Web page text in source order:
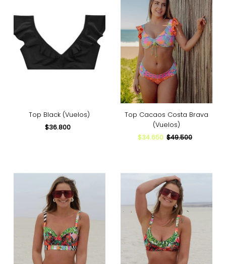
Top Black (Vuelos)
Precio
$36.800
Top Cacaos Costa Brava
(Vuelos)
Precio
$34.650 Precio
$49.500